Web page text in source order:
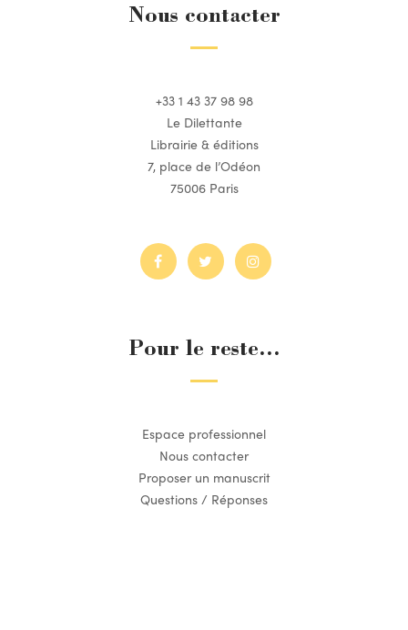
Nous contacter
+33 1 43 37 98 98
Le Dilettante
Librairie & éditions
7, place de l’Odéon
75006 Paris
Pour le reste...
Espace professionnel
Nous contacter
Proposer un manuscrit
Questions / Réponses